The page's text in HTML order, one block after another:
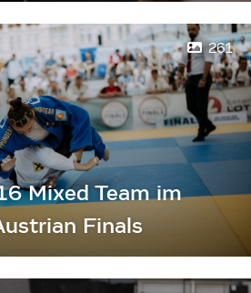
261
Mixed Team im
Finals